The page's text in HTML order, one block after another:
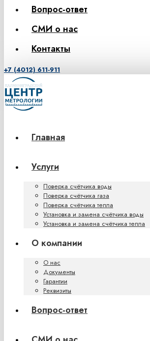
Вопрос-ответ
СМИ о нас
Контакты
+7 (4012) 611-911
Главная
Услуги
Поверка счётчика воды
Поверка счётчика газа
Поверка счётчика тепла
Установка и замена счётчика воды
Установка и замена счётчика тепла
О компании
О нас
Документы
Гарантии
Реквизиты
Вопрос-ответ